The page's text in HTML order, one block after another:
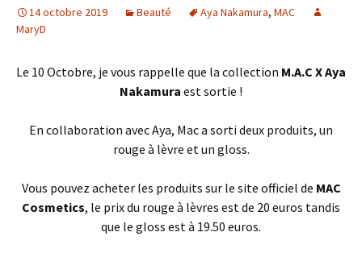
14 octobre 2019 Beauté Aya Nakamura, MAC
MaryD
Le 10 Octobre, je vous rappelle que la collection M.A.C X Aya
Nakamura est sortie !
En collaboration avec Aya, Mac a sorti deux produits, un
rouge à lèvre et un gloss.
Vous pouvez acheter les produits sur le site officiel de MAC
Cosmetics, le prix du rouge à lèvres est de 20 euros tandis
que le gloss est à 19.50 euros.